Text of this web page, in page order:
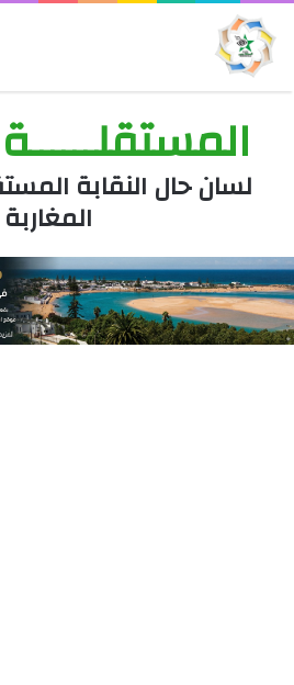
لسان حال النقابة
المغاربة